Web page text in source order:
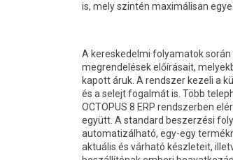
is, mely szintén maximálisan
A kereskedelmi folyamatok
megrendelések előírásait,
kapott áruk. A rendszer kezeli a
és a selejt fogalmát is. Több
OCTOPUS 8 ERP rendszerben
együtt. A standard beszerzési
automatizálható, egy-egy
aktuális és várható készleteit,